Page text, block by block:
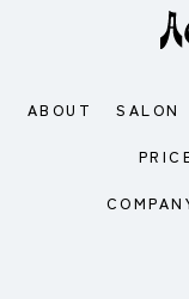
ABOUT SALON